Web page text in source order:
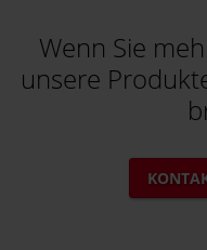
Wenn Sie
unsere